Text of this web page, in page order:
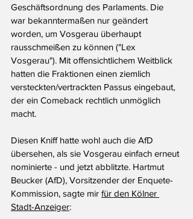
Geschäftsordnung des Parlaments. Die
war bekanntermaßen nur geändert
worden, um Vosgerau überhaupt
rausschmeißen zu können ("Lex
Vosgerau"). Mit offensichtlichem Weitblick
hatten die Fraktionen einen ziemlich
versteckten/vertrackten Passus eingebaut,
der ein Comeback rechtlich unmöglich
macht.
Diesen Kniff hatte wohl auch die AfD
übersehen, als sie Vosgerau einfach erneut
nominierte - und jetzt abblitzte. Hartmut
Beucker (AfD), Vorsitzender der Enquete-
Kommission, sagte mir für den Kölner
Stadt-Anzeiger: